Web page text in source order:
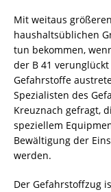
Mit weitaus
haushaltsüblichen
tun bekommen,
der B 41
Gefahrstoffe
Spezialisten des
Kreuznach gefragt,
speziellem
Bewältigung der
werden.
Der Gefahrstoffzug